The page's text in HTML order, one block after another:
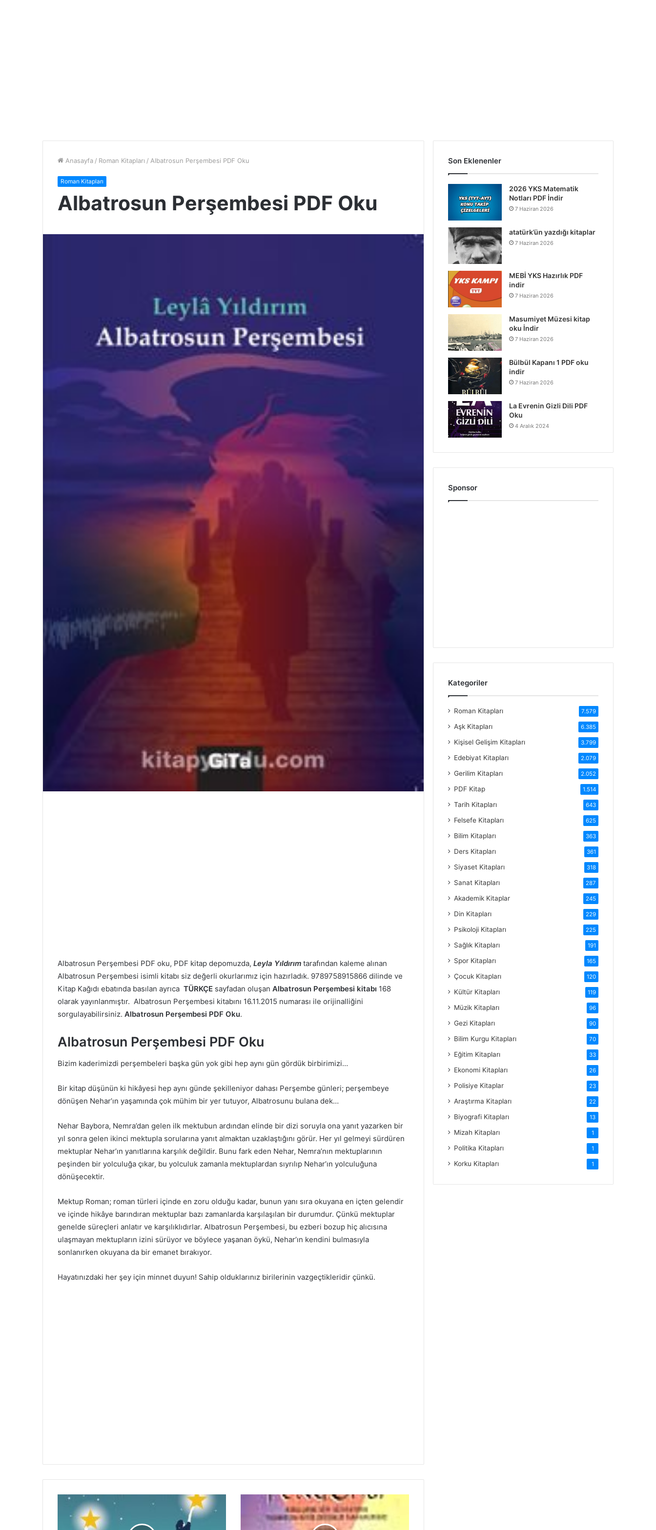
Anasayfa / Roman Kitapları / Albatrosun Perşembesi PDF Oku
Roman Kitapları
Albatrosun Perşembesi PDF Oku
Albatrosun Perşembesi PDF oku, PDF kitap depomuzda, Leyla Yıldırım tarafından kaleme alınan
Albatrosun Perşembesi isimli kitabı siz değerli okurlarımız için hazırladık. 9789758915866 dilinde ve
Kitap Kağıdı ebatında basılan ayrıca TÜRKÇE sayfadan oluşan Albatrosun Perşembesi kitabı 168
olarak yayınlanmıştır. Albatrosun Perşembesi kitabını 16.11.2015 numarası ile orijinalliğini
sorgulayabilirsiniz. Albatrosun Perşembesi PDF Oku.
Albatrosun Perşembesi PDF Oku
Bizim kaderimizdi perşembeleri başka gün yok gibi hep aynı gün gördük birbirimizi…
Bir kitap düşünün ki hikâyesi hep aynı günde şekilleniyor dahası Perşembe günleri; perşembeye
dönüşen Nehar’ın yaşamında çok mühim bir yer tutuyor, Albatrosunu bulana dek…
Nehar Baybora, Nemra’dan gelen ilk mektubun ardından elinde bir dizi soruyla ona yanıt yazarken bir
yıl sonra gelen ikinci mektupla sorularına yanıt almaktan uzaklaştığını görür. Her yıl gelmeyi sürdüren
mektuplar Nehar’ın yanıtlarına karşılık değildir. Bunu fark eden Nehar, Nemra’nın mektuplarının
peşinden bir yolculuğa çıkar, bu yolculuk zamanla mektuplardan sıyrılıp Nehar’ın yolculuğuna
dönüşecektir.
Mektup Roman; roman türleri içinde en zoru olduğu kadar, bunun yanı sıra okuyana en içten gelendir
ve içinde hikâye barındıran mektuplar bazı zamanlarda karşılaşılan bir durumdur. Çünkü mektuplar
genelde süreçleri anlatır ve karşılıklıdırlar. Albatrosun Perşembesi, bu ezberi bozup hiç alıcısına
ulaşmayan mektupların izini sürüyor ve böylece yaşanan öykü, Nehar’ın kendini bulmasıyla
sonlanırken okuyana da bir emanet bırakıyor.
Hayatınızdaki her şey için minnet duyun! Sahip olduklarınız birilerinin vazgeçtikleridir çünkü.
Son Eklenenler
2026 YKS Matematik
Notları PDF İndir
7 Haziran 2026
atatürk’ün yazdığı kitaplar
7 Haziran 2026
MEBİ YKS Hazırlık PDF
indir
7 Haziran 2026
Masumiyet Müzesi kitap
oku İndir
7 Haziran 2026
Bülbül Kapanı 1 PDF oku
indir
7 Haziran 2026
La Evrenin Gizli Dili PDF
Oku
4 Aralık 2024
Sponsor
Kategoriler
Roman Kitapları 7.579
Aşk Kitapları 6.385
Kişisel Gelişim Kitapları 3.799
Edebiyat Kitapları 2.079
Gerilim Kitapları 2.052
PDF Kitap 1.514
Tarih Kitapları 643
Felsefe Kitapları 625
Bilim Kitapları 363
Ders Kitapları 361
Siyaset Kitapları 318
Sanat Kitapları 287
Akademik Kitaplar 245
Din Kitapları 229
Psikoloji Kitapları 225
Sağlık Kitapları 191
Spor Kitapları 165
Çocuk Kitapları 120
Kültür Kitapları 119
Müzik Kitapları 96
Gezi Kitapları 90
Bilim Kurgu Kitapları 70
Eğitim Kitapları 33
Ekonomi Kitapları 26
Polisiye Kitaplar 23
Araştırma Kitapları 22
Biyografi Kitapları 13
Mizah Kitapları 1
Politika Kitapları 1
Korku Kitapları 1